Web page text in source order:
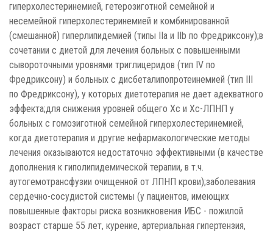
гиперхолестеринемией, гетерозиготной семейной и
несемейной гиперхолестеринемией и комбинированной
(смешанной) гиперлипидемией (типы IIa и IIb по Фредриксону);в
сочетании с диетой для лечения больных с повышенными
сывороточными уровнями триглицеридов (тип IV по
Фредриксону) и больных с дисбеталипопротеинемией (тип III
по Фредриксону), у которых диетотерапия не дает адекватного
эффекта;для снижения уровней общего Хс и Хс-ЛПНП у
больных с гомозиготной семейной гиперхолестеринемией,
когда диетотерапия и другие нефармакологические методы
лечения оказываются недостаточно эффективными (в качестве
дополнения к гиполипидемической терапии, в т.ч.
аутогемотрансфузии очищенной от ЛПНП крови);заболевания
сердечно-сосудистой системы (у пациентов, имеющих
повышенные факторы риска возникновения ИБС - пожилой
возраст старше 55 лет, курение, артериальная гипертензия,